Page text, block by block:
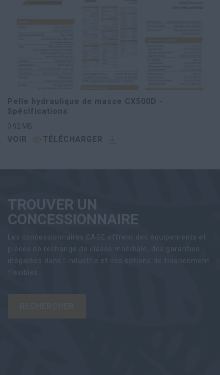
Pelle hydraulique de masse CX500D -
Spécifications
0.92 MB
VOIR TÉLÉCHARGER
TROUVER UN
CONCESSIONNAIRE
Les concessionnaires CASE offrent des équipements et
pièces de rechange de classe mondiale, des garanties
inégalées dans l'industrie et des options de financement
flexibles.